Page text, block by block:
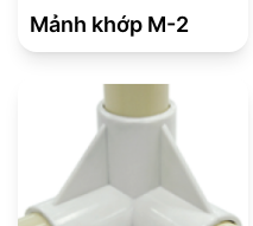
Mảnh khớp M-2